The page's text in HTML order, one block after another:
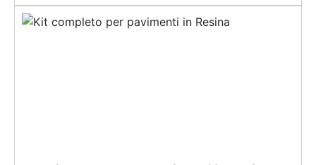
per il contatto con la pelle, Bpa Free e senza Solventi
(Voc Free) Superficie lucida, autolivellante e con filtri